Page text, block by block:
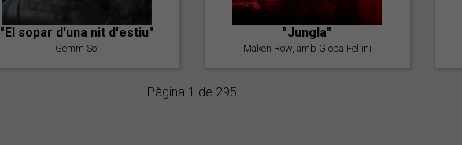
"El sopar d'una nit d'estiu"
Gemm Sol
"Jungla"
Maken Row, amb Gioba Fellini
Pàgina 1 de 295